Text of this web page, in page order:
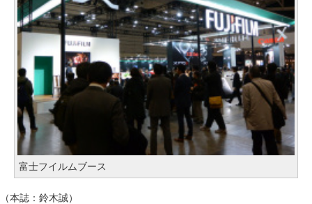
富士フイルムブース
（本誌：鈴木誠）